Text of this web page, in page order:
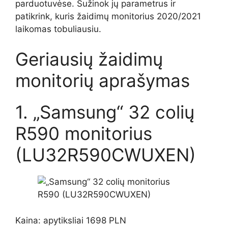
parduotuvėse. Sužinok jų parametrus ir
patikrink, kuris žaidimų monitorius 2020/2021
laikomas tobuliausiu.
Geriausių žaidimų
monitorių aprašymas
1. „Samsung“ 32 colių
R590 monitorius
(LU32R590CWUXEN)
Kaina: apytiksliai 1698 PLN